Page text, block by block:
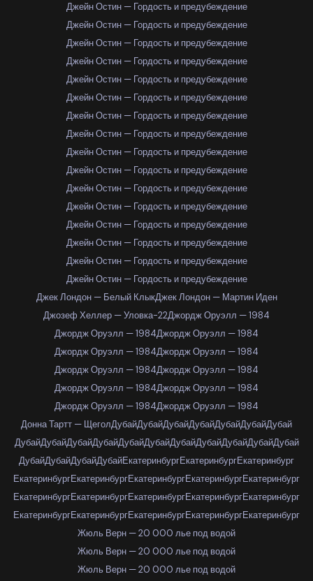
Джейн Остин — Гордость и предубеждение
Джейн Остин — Гордость и предубеждение
Джейн Остин — Гордость и предубеждение
Джейн Остин — Гордость и предубеждение
Джейн Остин — Гордость и предубеждение
Джейн Остин — Гордость и предубеждение
Джейн Остин — Гордость и предубеждение
Джейн Остин — Гордость и предубеждение
Джейн Остин — Гордость и предубеждение
Джейн Остин — Гордость и предубеждение
Джейн Остин — Гордость и предубеждение
Джейн Остин — Гордость и предубеждение
Джейн Остин — Гордость и предубеждение
Джейн Остин — Гордость и предубеждение
Джейн Остин — Гордость и предубеждение
Джейн Остин — Гордость и предубеждение
Джек Лондон — Белый КлыкДжек Лондон — Мартин Иден
Джозеф Хеллер — Уловка-22Джордж Оруэлл — 1984
Джордж Оруэлл — 1984Джордж Оруэлл — 1984
Джордж Оруэлл — 1984Джордж Оруэлл — 1984
Джордж Оруэлл — 1984Джордж Оруэлл — 1984
Джордж Оруэлл — 1984Джордж Оруэлл — 1984
Джордж Оруэлл — 1984Джордж Оруэлл — 1984
Донна Тартт — ЩеголДубайДубайДубайДубайДубайДубайДубай
ДубайДубайДубайДубайДубайДубайДубайДубайДубайДубайДубай
ДубайДубайДубайДубайЕкатеринбургЕкатеринбургЕкатеринбург
ЕкатеринбургЕкатеринбургЕкатеринбургЕкатеринбургЕкатеринбург
ЕкатеринбургЕкатеринбургЕкатеринбургЕкатеринбургЕкатеринбург
ЕкатеринбургЕкатеринбургЕкатеринбургЕкатеринбургЕкатеринбург
Жюль Верн — 20 000 лье под водой
Жюль Верн — 20 000 лье под водой
Жюль Верн — 20 000 лье под водой